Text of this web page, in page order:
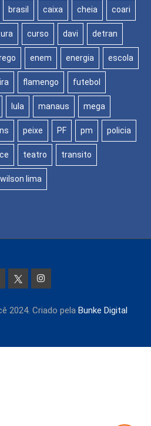
brasil caixa cheia coari
curso davi detran
enem energia escola
flamengo futebol
lula manaus mega
peixe PF pm policia
teatro transito
wilson lima
2024. Criado pela Bunke Digital